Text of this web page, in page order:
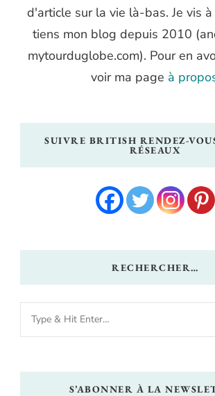
d'article sur la vie là-bas. Je vis
tiens mon blog depuis 2010
mytourduglobe.com). Pour en
voir ma page à
SUIVRE BRITISH RENDEZ-
RÉSEAUX
RECHERCHER…
Looking
for
S’ABONNER À LA